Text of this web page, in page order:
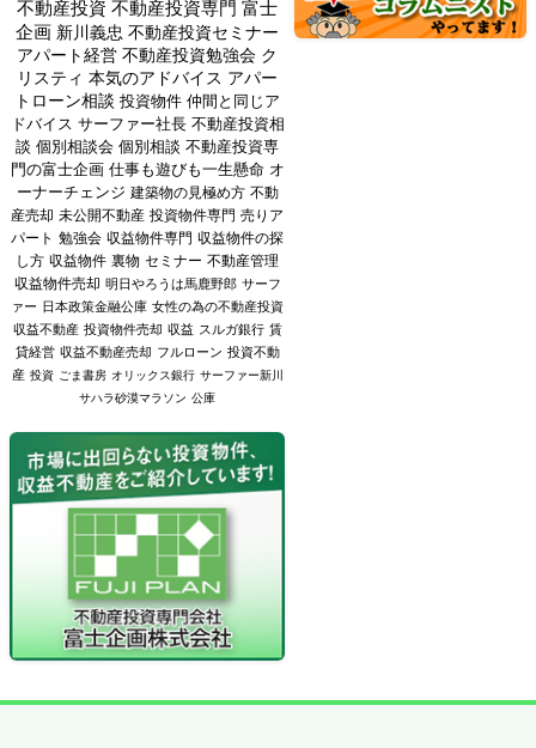
不動産投資 不動産投資専門 富士
企画 新川義忠 不動産投資セミナー
アパート経営 不動産投資勉強会 ク
リスティ 本気のアドバイス アパー
トローン相談 投資物件 仲間と同じア
ドバイス サーファー社長 不動産投資相
談 個別相談会 個別相談 不動産投資専
門の富士企画 仕事も遊びも一生懸命 オ
ーナーチェンジ 建築物の見極め方 不動
産売却 未公開不動産 投資物件専門 売りア
パート 勉強会 収益物件専門 収益物件の探
し方 収益物件 裏物 セミナー 不動産管理
収益物件売却 明日やろうは馬鹿野郎 サーフ
ァー 日本政策金融公庫 女性の為の不動産投資
収益不動産 投資物件売却 収益 スルガ銀行 賃
貸経営 収益不動産売却 フルローン 投資不動
産 投資 ごま書房 オリックス銀行 サーファー新川
サハラ砂漠マラソン 公庫